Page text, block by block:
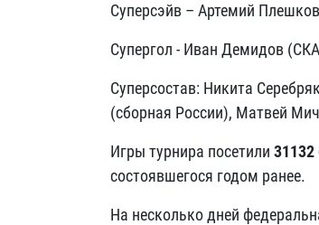
Суперсэйв – Артемий
Супергол - Иван Демидов
Суперсостав: Никита
(сборная России), Матвей
Игры турнира посетили
состоявшегося годом ранее.
На несколько дней